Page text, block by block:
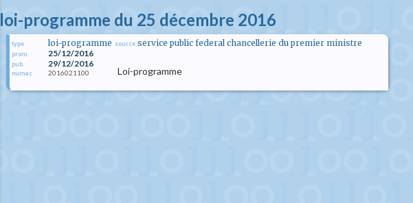
loi-programme du 25 décembre 2016
type loi-programme
prom. 25/12/2016
pub. 29/12/2016
numac 2016021100
source service public federal chancellerie du premier ministre
Loi-programme